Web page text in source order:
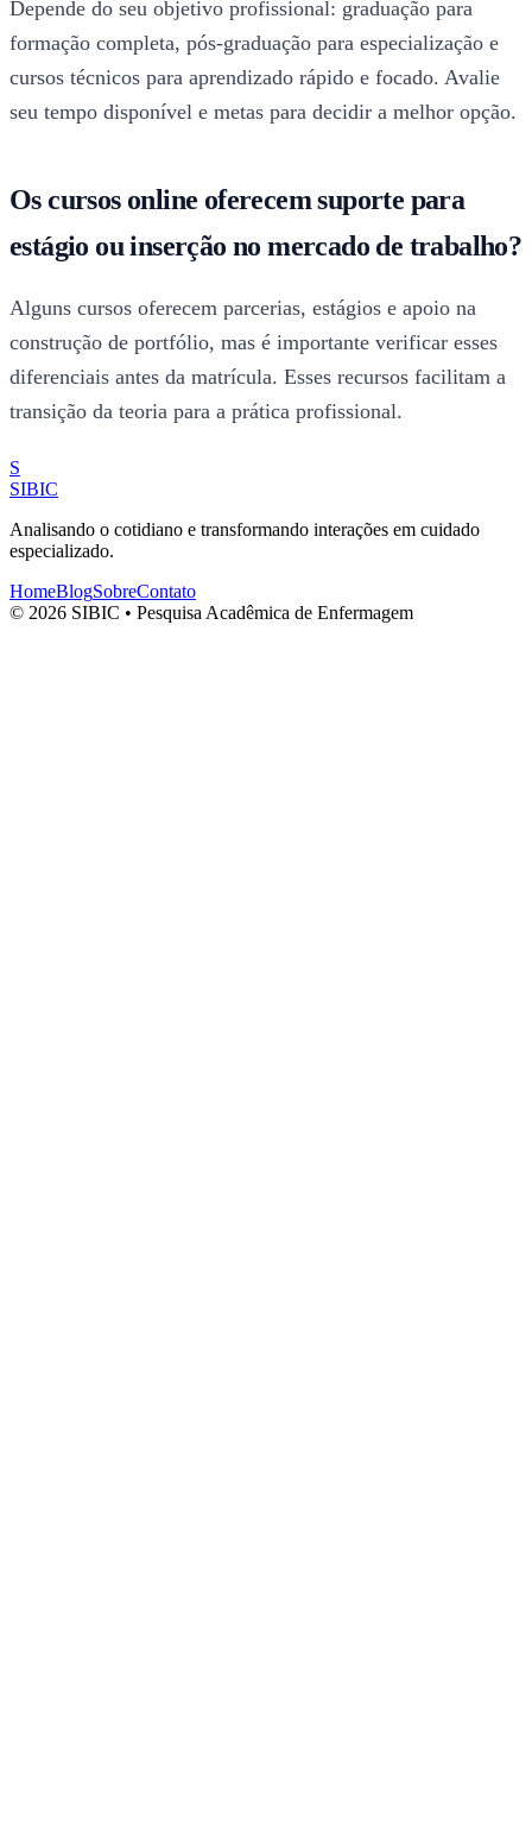
Depende do seu objetivo profissional: graduação para
formação completa, pós-graduação para especialização e
cursos técnicos para aprendizado rápido e focado. Avalie
seu tempo disponível e metas para decidir a melhor opção.
Os cursos online oferecem suporte para
estágio ou inserção no mercado de trabalho?
Alguns cursos oferecem parcerias, estágios e apoio na
construção de portfólio, mas é importante verificar esses
diferenciais antes da matrícula. Esses recursos facilitam a
transição da teoria para a prática profissional.
S
SIBIC
Analisando o cotidiano e transformando interações em cuidado
especializado.
HomeBlogSobreContato
© 2026 SIBIC • Pesquisa Acadêmica de Enfermagem